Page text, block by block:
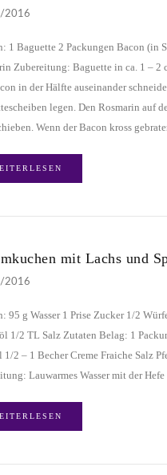
2016
1 Baguette 2 Packungen Bacon (in
Zubereitung: Baguette in ca. 1 – 2
in der Hälfte auseinander
legen. Den Rosmarin auf
Wenn der Bacon kross
mit Lachs und
2016
95 g Wasser 1 Prise Zucker 1/2
1/2 TL Salz Zutaten Belag: 1
1/2 – 1 Becher Creme Fraiche Salz
Lauwarmes Wasser mit der